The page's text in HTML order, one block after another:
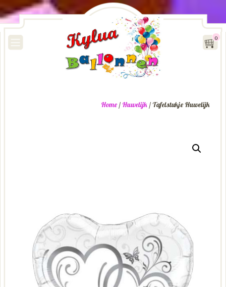
0
Home / Huwelijk / Tafelstukje Huwelijk